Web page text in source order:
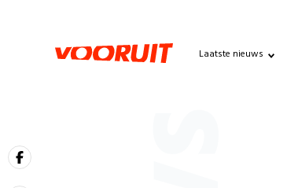
Laatste nieuws